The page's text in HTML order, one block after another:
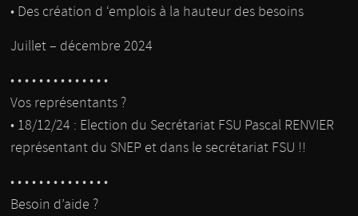
• Des création d ‘emplois à la hauteur des besoins
Juillet – décembre 2024
• • • • • • • • • • • • • •
Vos représentants ?
• 18/12/24 : Election du Secrétariat FSU Pascal RENVIER
représentant du SNEP et dans le secrétariat FSU !!
• • • • • • • • • • • • • •
Besoin d’aide ?